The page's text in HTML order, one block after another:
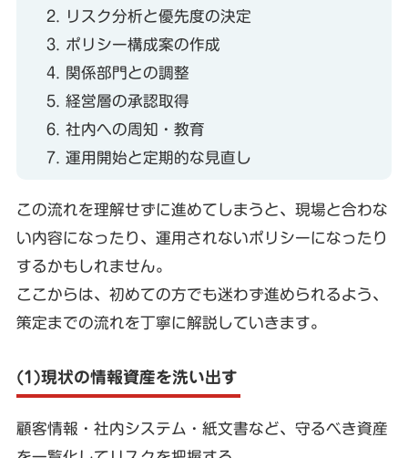
リスク分析と優先度の決定
ポリシー構成案の作成
関係部門との調整
経営層の承認取得
社内への周知・教育
運用開始と定期的な見直し
この流れを理解せずに進めてしまうと、現場と合わな
い内容になったり、運用されないポリシーになったり
するかもしれません。
ここからは、初めての方でも迷わず進められるよう、
策定までの流れを丁寧に解説していきます。
(1)現状の情報資産を洗い出す
顧客情報・社内システム・紙文書など、守るべき資産